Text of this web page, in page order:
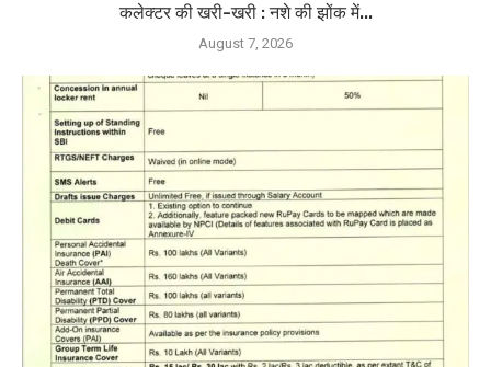
कलेक्टर की खरी-खरी : नशे की झोंक में...
August 7, 2026